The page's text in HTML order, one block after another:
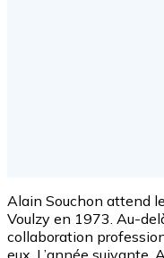
Alain Souchon attend
Voulzy en 1973. Au-
collaboration
eux. L’année suivante,